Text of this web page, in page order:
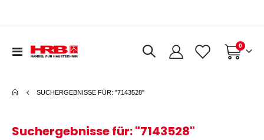
Navigation
Warenkorb
0
SUCHERGEBNISSE FÜR: "7143528"
Suchergebnisse für: "7143528"